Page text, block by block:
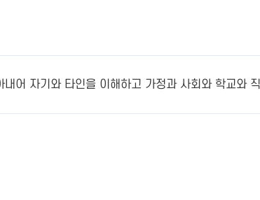
어 자기와 타인을 이해하고 가정과 사회와 학교와